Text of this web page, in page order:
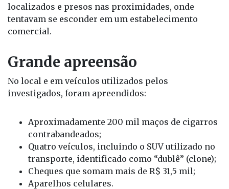
localizados e presos nas proximidades, onde
tentavam se esconder em um estabelecimento
comercial.
Grande apreensão
No local e em veículos utilizados pelos
investigados, foram apreendidos:
Aproximadamente 200 mil maços de cigarros
contrabandeados;
Quatro veículos, incluindo o SUV utilizado no
transporte, identificado como “dublê” (clone);
Cheques que somam mais de R$ 31,5 mil;
Aparelhos celulares.